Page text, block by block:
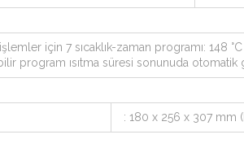
için 7 sıcaklık-zaman programı: 148
program ısıtma süresi sonunuda otomatik
: 180 x 256 x 307 mm